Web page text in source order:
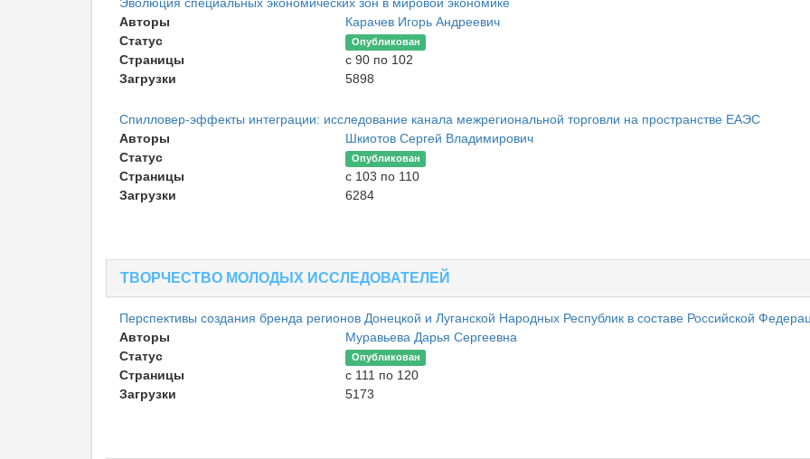
Эволюция специальных экономических зон в мировой экономике
Авторы
Карачев Игорь Андреевич
Статус
Опубликован
Страницы
с 90 по 102
Загрузки
5898
Спилловер-эффекты интеграции: исследование канала межрегиональной торговли на пространстве ЕАЭС
Авторы
Шкиотов Сергей Владимирович
Статус
Опубликован
Страницы
с 103 по 110
Загрузки
6284
ТВОРЧЕСТВО МОЛОДЫХ ИССЛЕДОВАТЕЛЕЙ
Перспективы создания бренда регионов Донецкой и Луганской Народных Республик в составе Российской
Авторы
Муравьева Дарья Сергеевна
Статус
Опубликован
Страницы
с 111 по 120
Загрузки
5173